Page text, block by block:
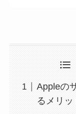
Appleの
るメリッ